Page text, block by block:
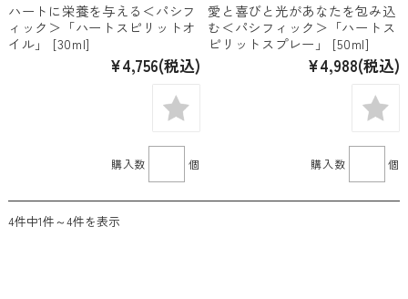
ハートに栄養を与える＜パシフ
ィック＞「ハートスピリットオ
イル」 [30ml]
¥4,756(税込)
購入数 個
愛と喜びと光があなたを包み込
む＜パシフィック＞「ハートス
ピリットスプレー」 [50ml]
¥4,988(税込)
購入数 個
4件中1件～4件を表示